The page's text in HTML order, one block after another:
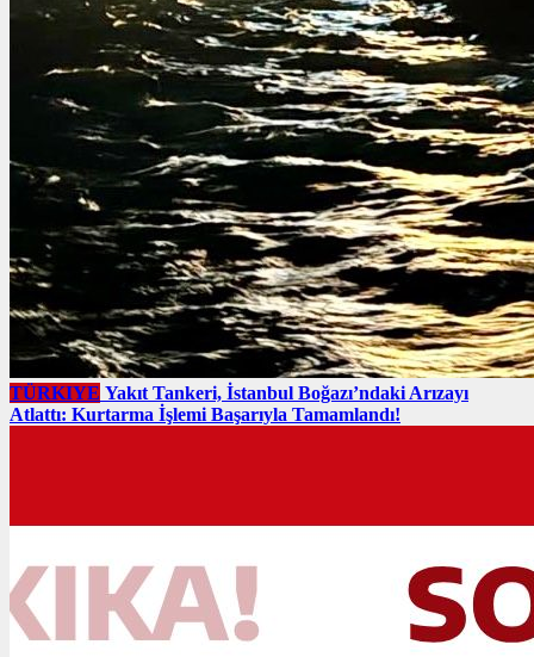
TÜRKIYE Yakıt Tankeri, İstanbul Boğazı’ndaki Arızayı
Atlattı: Kurtarma İşlemi Başarıyla Tamamlandı!